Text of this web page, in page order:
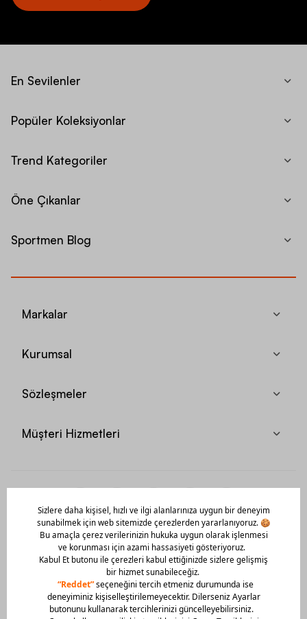
En Sevilenler
Popüler Koleksiyonlar
Trend Kategoriler
Öne Çıkanlar
Sportmen Blog
Markalar
Kurumsal
Sözleşmeler
Müşteri Hizmetleri
Mobil Uygulamamızı Hemen İndir!